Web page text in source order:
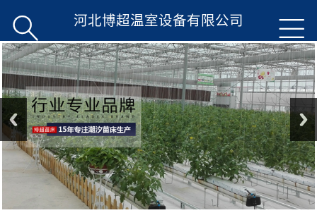

 河北博超温室设备有限公司